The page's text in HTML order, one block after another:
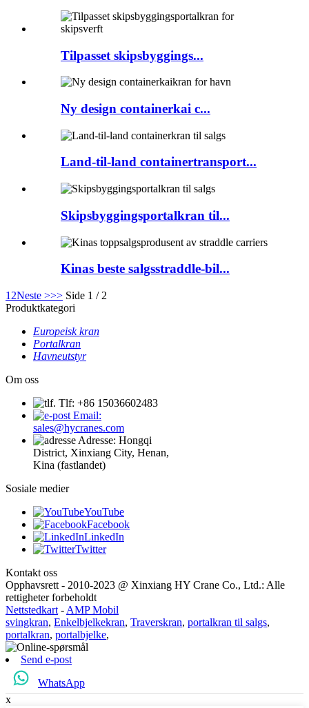
Tilpasset skipsbyggings...
Ny design containerkai c...
Land-til-land containertransport...
Skipsbyggingsportalkran til...
Kinas beste salgsstraddle-bil...
1 2Neste >>> Side 1 / 2
Produktkategori
Europeisk kran
Portalkran
Havneutstyr
Om oss
Tlf: +86 15036602483
Email:
sales@hycranes.com
Adresse: Hongqi
District, Xinxiang City, Henan,
Kina (fastlandet)
Sosiale medier
YouTube
Facebook
LinkedIn
Twitter
Kontakt oss
Opphavsrett - 2010-2023 @ Xinxiang HY Crane Co., Ltd.: Alle
rettigheter forbeholdt
Nettstedkart - AMP Mobil
svingkran, Enkelbjelkekran, Traverskran, portalkran til salgs,
portalkran, portalbjelke,
Send e-post
WhatsApp
x